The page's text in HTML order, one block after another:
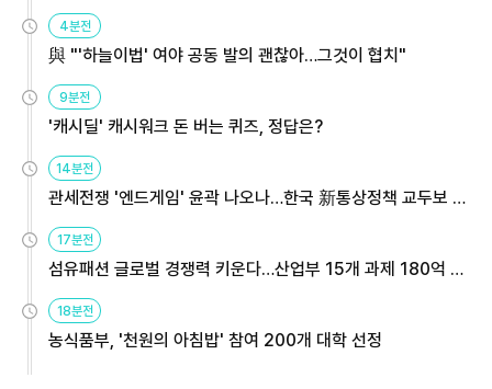
4분전
與 "'하늘이법' 여야 공동 발의 괜찮아…그것이 협치"
9분전
'캐시딜' 캐시워크 돈 버는 퀴즈, 정답은?
14분전
관세전쟁 '엔드게임' 윤곽 나오나…한국 新통상정책 교두보 활
17분전
섬유패션 글로벌 경쟁력 키운다…산업부 15개 과제 180억 지
18분전
농식품부, '천원의 아침밥' 참여 200개 대학 선정